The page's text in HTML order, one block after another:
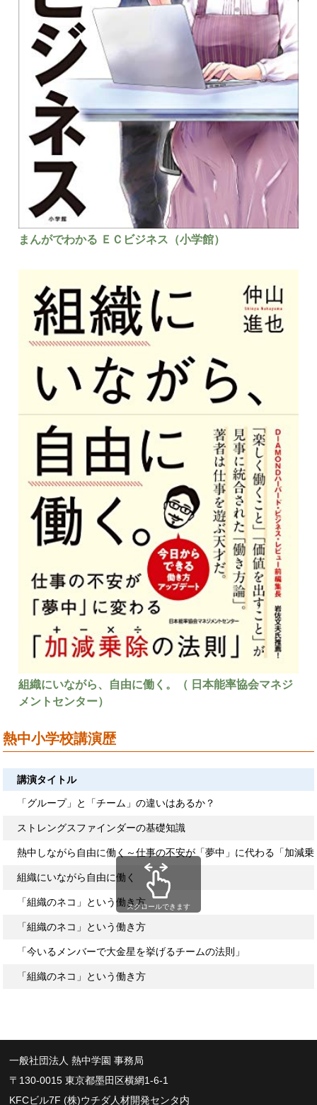
まんがでわかる ＥＣビジネス（小学館）
組織にいながら、自由に働く。（‎ 日本能率協会マネジ
メントセンター）
熱中小学校講演歴
講演タイトル
「グループ」と「チーム」の違いはあるか？
ストレングスファインダーの基礎知識
熱中しながら自由に働く～仕事の不安が「夢中」に代わる「加減
組織にいながら自由に働く
「組織のネコ」という働き方
「組織のネコ」という働き方
「今いるメンバーで大金星を挙げるチームの法則」
「組織のネコ」という働き方
スクロールできます
一般社団法人 熱中学園 事務局
〒130-0015 東京都墨田区横網1-6-1
KFCビル7F (株)ウチダ人材開発センタ内